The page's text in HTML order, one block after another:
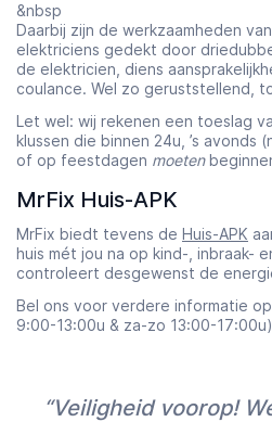
&nbsp
Daarbij zijn de werkzaamheden
elektriciens gedekt door
de elektricien, diens
coulance. Wel zo geruststellend,
Let wel: wij rekenen een toeslag
klussen die binnen 24u, ’s avonds
of op feestdagen moeten
MrFix Huis-APK
MrFix biedt tevens de Huis-APK
huis mét jou na op kind-, inbraak-
controleert desgewenst de
Bel ons voor verdere informatie
9:00-13:00u & za-zo 13:00-
“Veiligheid voorop!